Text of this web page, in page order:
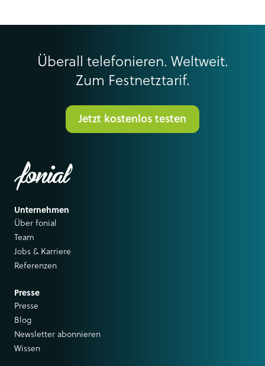
Überall telefonieren. Weltweit.
Zum Festnetztarif.
Jetzt kostenlos testen
Unternehmen
Über fonial
Team
Jobs & Karriere
Referenzen
Presse
Presse
Blog
Newsletter abonnieren
Wissen